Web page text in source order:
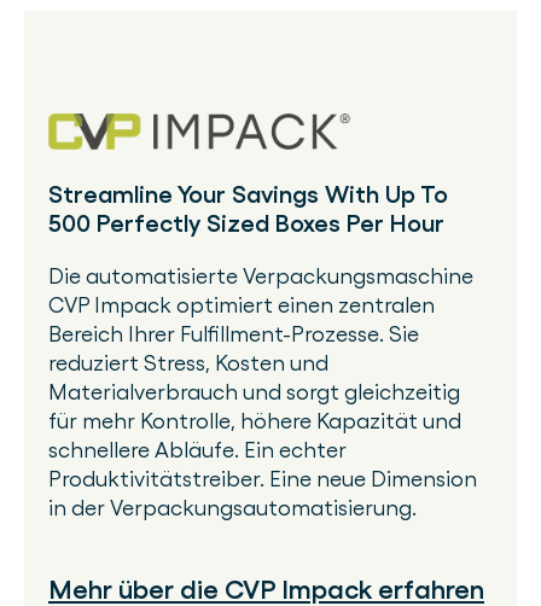
Streamline Your Savings With Up To
500 Perfectly Sized Boxes Per Hour
Die automatisierte Verpackungsmaschine
CVP Impack optimiert einen zentralen
Bereich Ihrer Fulfillment-Prozesse. Sie
reduziert Stress, Kosten und
Materialverbrauch und sorgt gleichzeitig
für mehr Kontrolle, höhere Kapazität und
schnellere Abläufe. Ein echter
Produktivitätstreiber. Eine neue Dimension
in der Verpackungsautomatisierung.
Mehr über die CVP Impack erfahren